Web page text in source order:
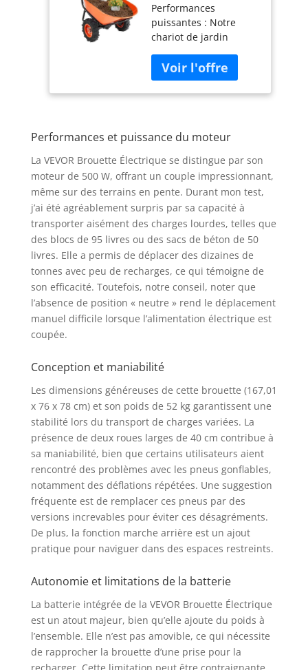
Jardin Motorisé
500 W, Poignée
Métal, Roue Large
40 cm, 260 kg,
Chariot Utilitaire
Chargement
Facile pour
Jardinage,
Entrepôt
Performances
puissantes : Notre
chariot de jardin
d'un moteur de 500 W,
capable de gérer des
pentes raides avec
offre une capacité de
livré avec deux roues
de 16 pouces/40 cm de
large, idéales pour
transporter des
plantes en pot, du
gravier, de la terre et
plus encore sur divers
terrains. Longue durée
de vie de la batterie :
Cette brouette
électrique est équipée
d'une batterie plomb-
rechargeable de 24 V-
12 A, fournissant 288
Wh de puissance. Une
charge complète
permet 2 à 5 heures
de fonctionnement,
selon la charge et le
terrain. Construction
durable : Construit
avec un cadre en
métal robuste et un
plateau en fer, ce
chariot de jardin
motorisé est conçu
déformation et à
l'usure. Les pneus
gonflables en
caoutchouc améliorent
la durabilité et
réduisent le bruit, tout
Performances et puissance du moteur
La VEVOR Brouette Électrique se distingue par son
moteur de 500 W, offrant un couple impressionnant,
même sur des terrains en pente. Durant mon test,
j’ai été agréablement surpris par sa capacité à
transporter aisément des charges lourdes, telles que
des blocs de 95 livres ou des sacs de béton de 50
livres. Elle a permis de déplacer des dizaines de
tonnes avec peu de recharges, ce qui témoigne de
son efficacité. Toutefois, notre conseil, noter que
l’absence de position « neutre » rend le déplacement
manuel difficile lorsque l’alimentation électrique est
coupée.
Conception et maniabilité
Les dimensions généreuses de cette brouette (167,01
x 76 x 78 cm) et son poids de 52 kg garantissent une
stabilité lors du transport de charges variées. La
présence de deux roues larges de 40 cm contribue à
sa maniabilité, bien que certains utilisateurs aient
rencontré des problèmes avec les pneus gonflables,
notamment des déflations répétées. Une suggestion
fréquente est de remplacer ces pneus par des
versions increvables pour éviter ces désagréments.
De plus, la fonction marche arrière est un ajout
pratique pour naviguer dans des espaces restreints.
Autonomie et limitations de la batterie
La batterie intégrée de la VEVOR Brouette Électrique
est un atout majeur, bien qu’elle ajoute du poids à
l’ensemble. Elle n’est pas amovible, ce qui nécessite
de rapprocher la brouette d’une prise pour la